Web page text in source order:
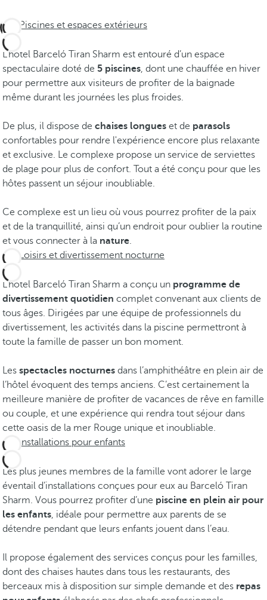
Piscines et espaces extérieurs
L’hôtel Barceló Tiran Sharm est entouré d’un espace
spectaculaire doté de 5 piscines, dont une chauffée en hiver
pour permettre aux visiteurs de profiter de la baignade
même durant les journées les plus froides.
De plus, il dispose de chaises longues et de parasols
confortables pour rendre l'expérience encore plus relaxante
et exclusive. Le complexe propose un service de serviettes
de plage pour plus de confort. Tout a été conçu pour que les
hôtes passent un séjour inoubliable.
Ce complexe est un lieu où vous pourrez profiter de la paix
et de la tranquillité, ainsi qu’un endroit pour oublier la routine
et vous connecter à la nature.
Loisirs et divertissement nocturne
L’hôtel Barceló Tiran Sharm a conçu un programme de
divertissement quotidien complet convenant aux clients de
tous âges. Dirigées par une équipe de professionnels du
divertissement, les activités dans la piscine permettront à
toute la famille de passer un bon moment.
Les spectacles nocturnes dans l’amphithéâtre en plein air de
l’hôtel évoquent des temps anciens. C’est certainement la
meilleure manière de profiter de vacances de rêve en famille
ou couple, et une expérience qui rendra tout séjour dans
cette oasis de la mer Rouge unique et inoubliable.
Installations pour enfants
Les plus jeunes membres de la famille vont adorer le large
éventail d’installations conçues pour eux au Barceló Tiran
Sharm. Vous pourrez profiter d’une piscine en plein air pour
les enfants, idéale pour permettre aux parents de se
détendre pendant que leurs enfants jouent dans l’eau.
Il propose également des services conçus pour les familles,
dont des chaises hautes dans tous les restaurants, des
berceaux mis à disposition sur simple demande et des repas